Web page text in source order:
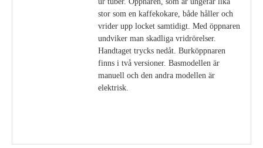
stor som en kaffekokare, både håller och
vrider upp locket samtidigt. Med öppnaren
undviker man skadliga vridrörelser.
Handtaget trycks nedåt. Burköppnaren
finns i två versioner. Basmodellen är
manuell och den andra modellen är
elektrisk.